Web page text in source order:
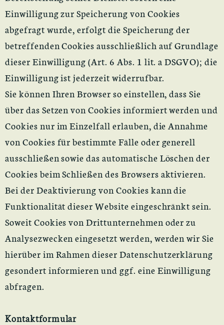
Einwilligung zur Speicherung von Cookies
abgefragt wurde, erfolgt die Speicherung der
betreffenden Cookies ausschließlich auf Grundlage
dieser Einwilligung (Art. 6 Abs. 1 lit. a DSGVO); die
Einwilligung ist jederzeit widerrufbar.
Sie können Ihren Browser so einstellen, dass Sie
über das Setzen von Cookies informiert werden und
Cookies nur im Einzelfall erlauben, die Annahme
von Cookies für bestimmte Fälle oder generell
ausschließen sowie das automatische Löschen der
Cookies beim Schließen des Browsers aktivieren.
Bei der Deaktivierung von Cookies kann die
Funktionalität dieser Website eingeschränkt sein.
Soweit Cookies von Drittunternehmen oder zu
Analysezwecken eingesetzt werden, werden wir Sie
hierüber im Rahmen dieser Datenschutzerklärung
gesondert informieren und ggf. eine Einwilligung
abfragen.
Kontaktformular